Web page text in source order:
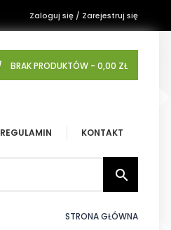
Zaloguj się / Zarejestruj się
BRAK PRODUKTÓW - 0,00 ZŁ
REGULAMIN KONTAKT

STRONA GŁÓWNA